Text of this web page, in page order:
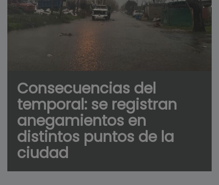
Consecuencias del
temporal: se registran
anegamientos en
distintos puntos de la
ciudad